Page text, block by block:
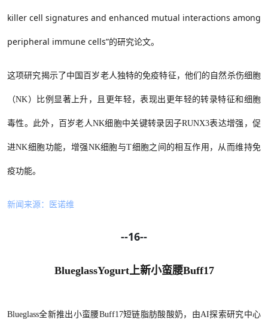
killer cell signatures and enhanced mutual interactions among
peripheral immune cells”的研究论文。
这项研究揭示了中国百岁老人独特的免疫特征，他们的自然杀伤细胞
（NK）比例显著上升，且更年轻，表现出更年轻的转录特征和细胞
毒性。此外，百岁老人NK细胞中关键转录因子RUNX3表达增强，促
进NK细胞功能，增强NK细胞与T细胞之间的相互作用，从而维持免
疫功能。
新闻来源：医诺维
--16--
BlueglassYogurt上新小蛮腰Buff17
Blueglass全新推出小蛮腰Buff17短链脂肪酸酸奶，由AI探索研究中心